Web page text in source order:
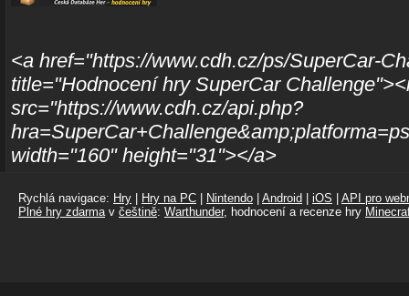
<a href="https://www.cdh.cz/ps/SuperCar-
title="Hodnocení hry SuperCar
src="https://www.cdh.cz/api.php?
width="160" height="31"></a>
Rychlá navigace: Hry Hry na PC Nintendo Android iOS
API pro
Plné hry zdarma v češtině: Warthunder, hodnocení a recenze hry